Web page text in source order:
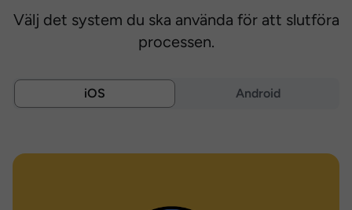
Välj det system du ska använda för att slutföra
processen.
iOS Android